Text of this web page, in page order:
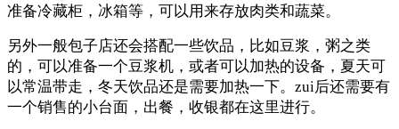
准备冷藏柜，冰箱等，可以用来存放肉类和蔬菜。
另外一般包子店还会搭配一些饮品，比如豆浆，粥之类
的，可以准备一个豆浆机，或者可以加热的设备，夏天可
以常温带走，冬天饮品还是需要加热一下。zui后还需要有
一个销售的小台面，出餐，收银都在这里进行。